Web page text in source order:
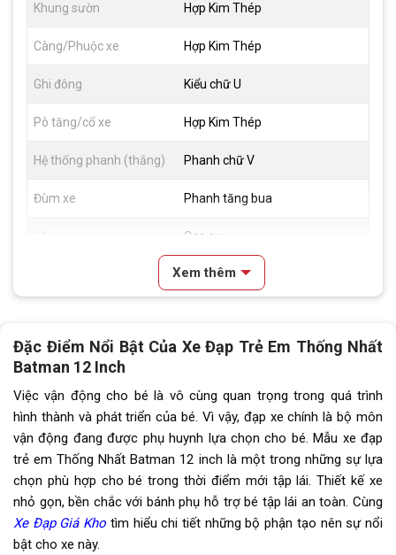
Khung sườn Hợp Kim Thép
Càng/Phuộc xe Hợp Kim Thép
Ghi đông Kiểu chữ U
Pô tăng/cổ xe Hợp Kim Thép
Hệ thống phanh (thắng) Phanh chữ V
Đùm xe Phanh tăng bua
Cao su
16 răng
Sên (xích) 70
Kích thước 12 inch
Trọng lượng thùng
Yên Yên da
Cọc/cốt yên 250mm, Thép
Lưu ý
Xem thêm
Đặc Điểm Nổi Bật Của Xe Đạp Trẻ Em Thống Nhất
Batman 12 Inch
Việc vận động cho bé là vô cùng quan trọng trong quá trình
hình thành và phát triển của bé. Vì vậy, đạp xe chính là bộ môn
vận động đang được phụ huynh lựa chọn cho bé. Mẫu xe đạp
trẻ em Thống Nhất Batman 12 inch là một trong những sự lựa
chọn phù hợp cho bé trong thời điểm mới tập lái. Thiết kế xe
nhỏ gọn, bền chắc với bánh phụ hỗ trợ bé tập lái an toàn. Cùng
Xe Đạp Giá Kho tìm hiểu chi tiết những bộ phận tạo nên sự nổi
bật cho xe này.